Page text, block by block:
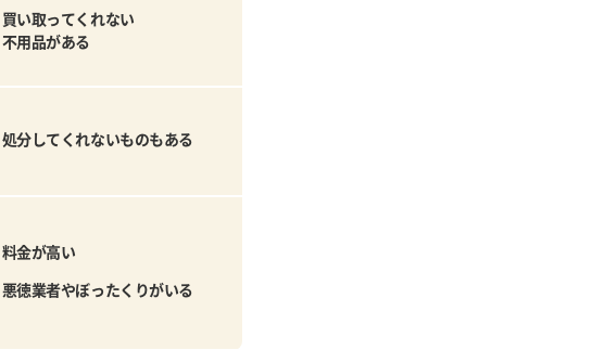
買い取ってくれない
不用品がある
処分してくれないものもある
料金が高い
悪徳業者やぼったくりがいる